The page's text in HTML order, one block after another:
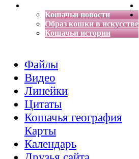
Кошачьи новости
Образ кошки в искусстве
Кошачьи истории
Файлы
Видео
Линейки
Цитаты
Кошачья география
Карты
Календарь